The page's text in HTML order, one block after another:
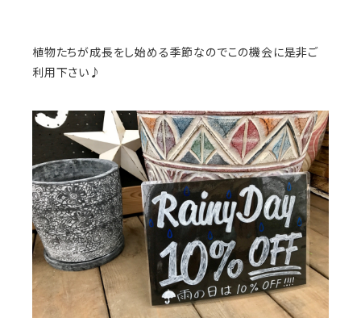
植物たちが成長をし始める季節なのでこの機会に是非ご
利用下さい♪